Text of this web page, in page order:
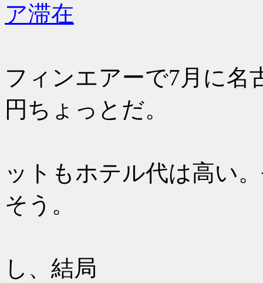
ア滞在
フィンエアーで7月に名
円ちょっとだ。
ットもホテル代は高い
そう。
し、結局